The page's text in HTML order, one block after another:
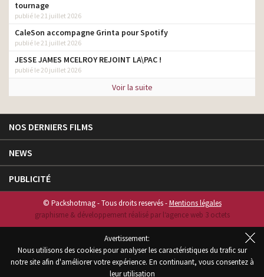
tournage
publié le 21 juillet 2026
CaleSon accompagne Grinta pour Spotify
publié le 21 juillet 2026
JESSE JAMES MCELROY REJOINT LA\PAC !
publié le 20 juillet 2026
Voir la suite
NOS DERNIERS FILMS
NEWS
PUBLICITÉ
© Packshotmag - Tous droits reservés -Mentions légales
graphisme & développement réalisé par l‘agence web 3 octets
Avertissement:
Nous utilisons des cookies pour analyser les caractéristiques du trafic sur
notre site afin d'améliorer votre expérience. En continuant, vous consentez à
leur utilisation